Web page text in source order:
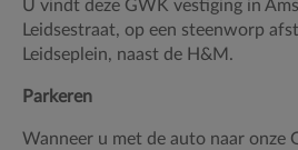
U vindt deze GWK vestiging in
Leidsestraat, op een steenworp
Leidseplein, naast de H&M.
Parkeren
Wanneer u met de auto naar onze